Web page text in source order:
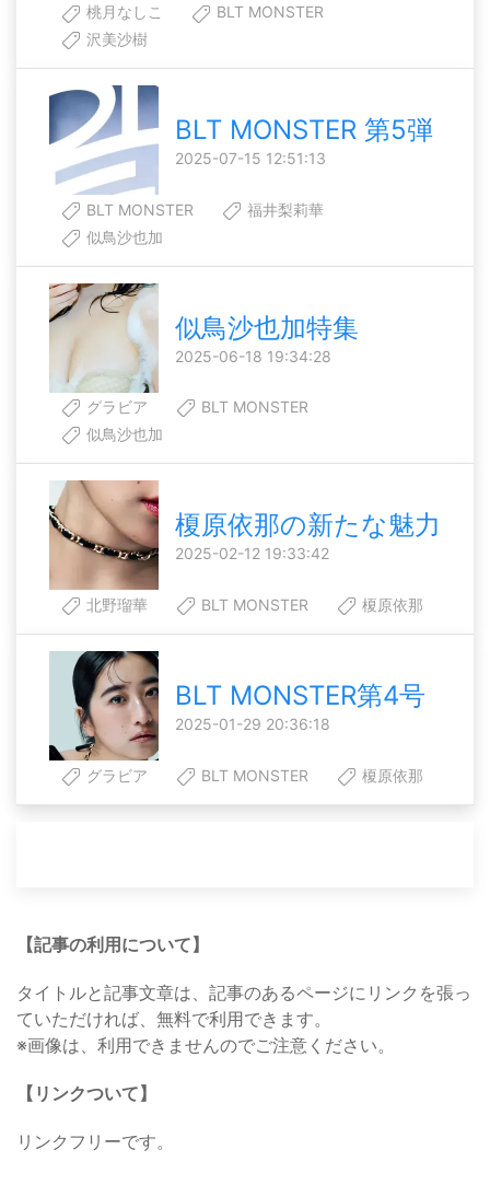
桃月なしこ
BLT MONSTER
沢美沙樹
BLT MONSTER 第5弾
2025-07-15 12:51:13
BLT MONSTER
福井梨莉華
似鳥沙也加
似鳥沙也加特集
2025-06-18 19:34:28
グラビア
BLT MONSTER
似鳥沙也加
榎原依那の新たな魅力
2025-02-12 19:33:42
北野瑠華 BLT MONSTER 榎原依那
BLT MONSTER第4号
2025-01-29 20:36:18
グラビア BLT MONSTER 榎原依那
【記事の利用について】
タイトルと記事文章は、記事のあるページにリンクを張っ
ていただければ、無料で利用できます。
※画像は、利用できませんのでご注意ください。
【リンクついて】
リンクフリーです。